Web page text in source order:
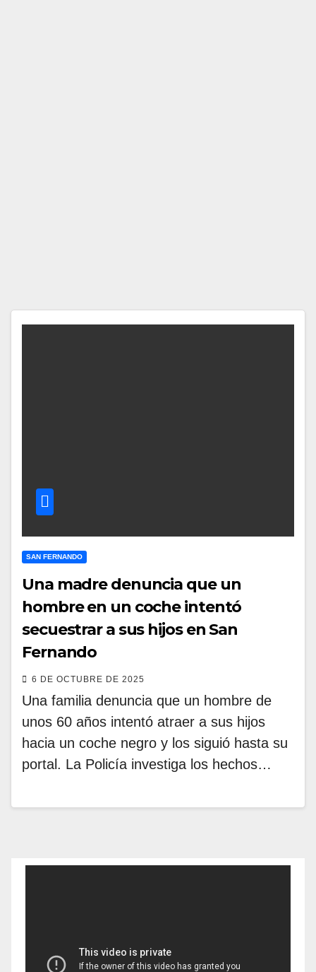
SAN FERNANDO
Una madre denuncia que un
hombre en un coche intentó
secuestrar a sus hijos en San
Fernando
6 DE OCTUBRE DE 2025
Una familia denuncia que un hombre de
unos 60 años intentó atraer a sus hijos
hacia un coche negro y los siguió hasta su
portal. La Policía investiga los hechos…